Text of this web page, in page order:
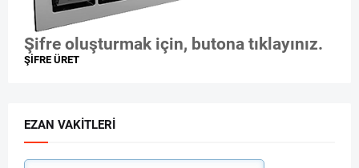
Şifre oluşturmak için, butona tıklayınız.
ŞİFRE ÜRET
EZAN VAKITLERI